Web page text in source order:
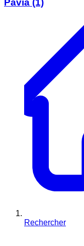
Pavia (1)
Rechercher